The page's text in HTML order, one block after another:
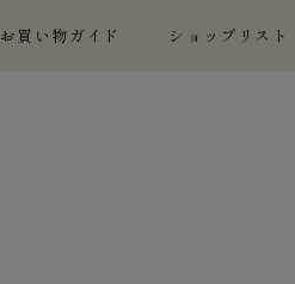
お買い物ガイド ショップリスト